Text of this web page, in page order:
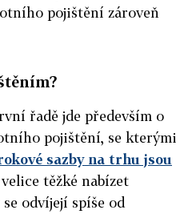
pojištění zároveň
řadě jde především o
pojištění, se kterými
sazby na trhu jsou
těžké nabízet
odvíjejí spíše od